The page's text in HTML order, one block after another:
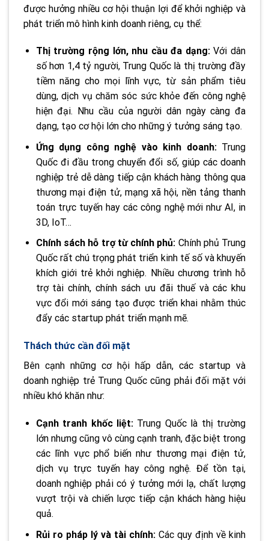
được hưởng nhiều cơ hội thuận lợi để khởi nghiệp và
phát triển mô hình kinh doanh riêng, cụ thể:
Thị trường rộng lớn, nhu cầu đa dạng:Với dân
số hơn 1,4 tỷ người, Trung Quốc là thị trường đầy
tiềm năng cho mọi lĩnh vực, từ sản phẩm tiêu
dùng, dịch vụ chăm sóc sức khỏe đến công nghệ
hiện đại. Nhu cầu của người dân ngày càng đa
dạng, tạo cơ hội lớn cho những ý tưởng sáng tạo.
Ứng dụng công nghệ vào kinh doanh:Trung
Quốc đi đầu trong chuyển đổi số, giúp các doanh
nghiệp trẻ dễ dàng tiếp cận khách hàng thông qua
thương mại điện tử, mạng xã hội, nền tảng thanh
toán trực tuyến hay các công nghệ mới như AI, in
3D, IoT…
Chính sách hỗ trợ từ chính phủ: Chính phủ Trung
Quốc rất chú trọng phát triển kinh tế số và khuyến
khích giới trẻ khởi nghiệp. Nhiều chương trình hỗ
trợ tài chính, chính sách ưu đãi thuế và các khu
vực đổi mới sáng tạo được triển khai nhằm thúc
đẩy các startup phát triển mạnh mẽ.
Thách thức cần đối mặt
Bên cạnh những cơ hội hấp dẫn, các startup và
doanh nghiệp trẻ Trung Quốc cũng phải đối mặt với
nhiều khó khăn như:
Cạnh tranh khốc liệt: Trung Quốc là thị trường
lớn nhưng cũng vô cùng cạnh tranh, đặc biệt trong
các lĩnh vực phổ biến như thương mại điện tử,
dịch vụ trực tuyến hay công nghệ. Để tồn tại,
doanh nghiệp phải có ý tưởng mới lạ, chất lượng
vượt trội và chiến lược tiếp cận khách hàng hiệu
quả.
Rủi ro pháp lý và tài chính:Các quy định về kinh